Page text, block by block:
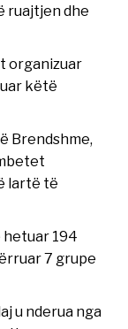
ruajtjen dhe
organizuar
këtë
Brendshme,
lartë të
hetuar 194
7 grupe
u nderua nga